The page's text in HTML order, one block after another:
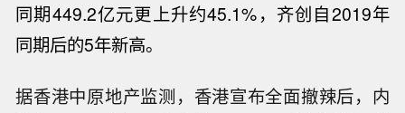
同期449.2亿元更上升约45.1%，齐创自2019年
同期后的5年新高。
据香港中原地产监测，香港宣布全面撤辣后，内